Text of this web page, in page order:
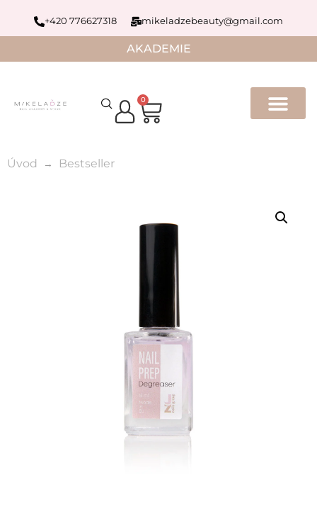
+420 776627318 mikeladzebeauty@gmail.com
AKADEMIE
0
Úvod Bestseller